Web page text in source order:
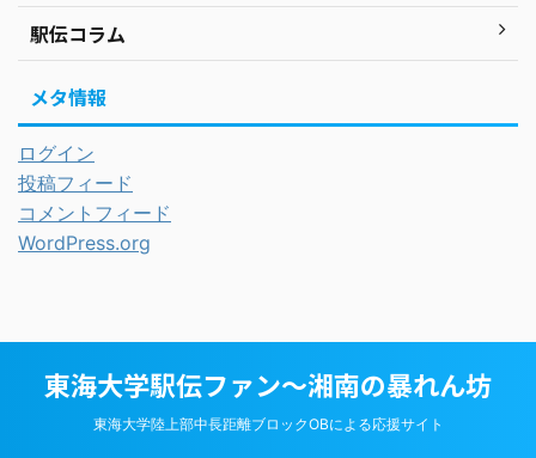
駅伝コラム
メタ情報
ログイン
投稿フィード
コメントフィード
WordPress.org
東海大学駅伝ファン～湘南の暴れん坊
東海大学陸上部中長距離ブロックOBによる応援サイト